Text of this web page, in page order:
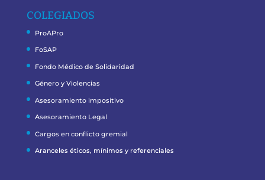
COLEGIADOS
ProAPro
FoSAP
Fondo Médico de Solidaridad
Género y Violencias
Asesoramiento impositivo
Asesoramiento Legal
Cargos en conflicto gremial
Aranceles éticos, mínimos y referenciales